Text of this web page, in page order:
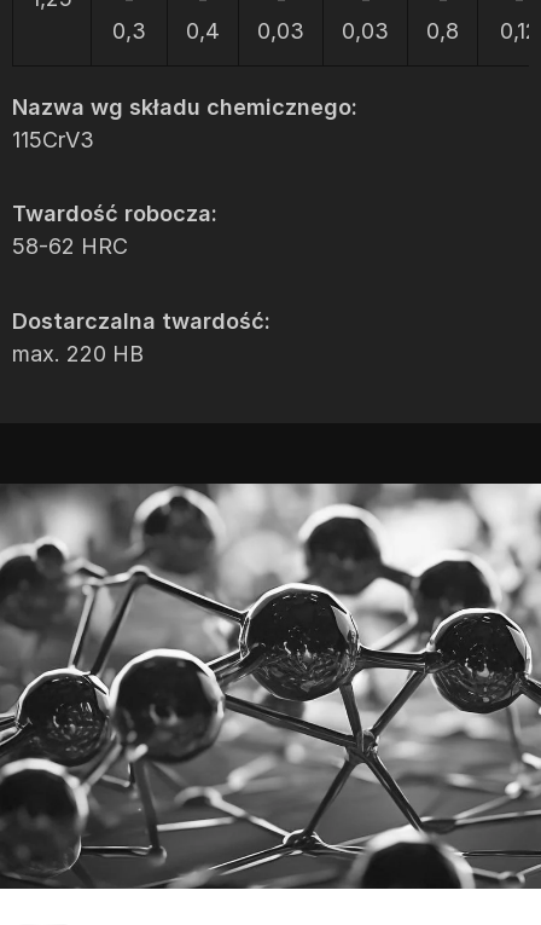
0,3
0,4
0,03
0,03
0,8
0,12
Nazwa wg składu chemicznego:
115CrV3
Twardość robocza:
58-62 HRC
Dostarczalna twardość:
max. 220 HB